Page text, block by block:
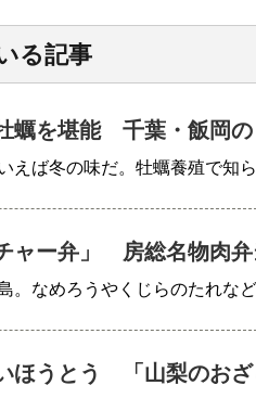
る記事
蠣を堪能 千葉・飯岡の
えば冬の味だ。牡蠣養殖で知
ャー弁」 房総名物肉弁
。なめろうやくじらのたれな
ほうとう 「山梨のおざ